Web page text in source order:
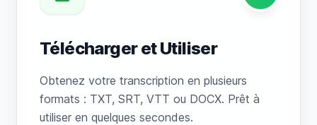
Télécharger et Utiliser
Obtenez votre transcription en plusieurs
formats : TXT, SRT, VTT ou DOCX. Prêt à
utiliser en quelques secondes.